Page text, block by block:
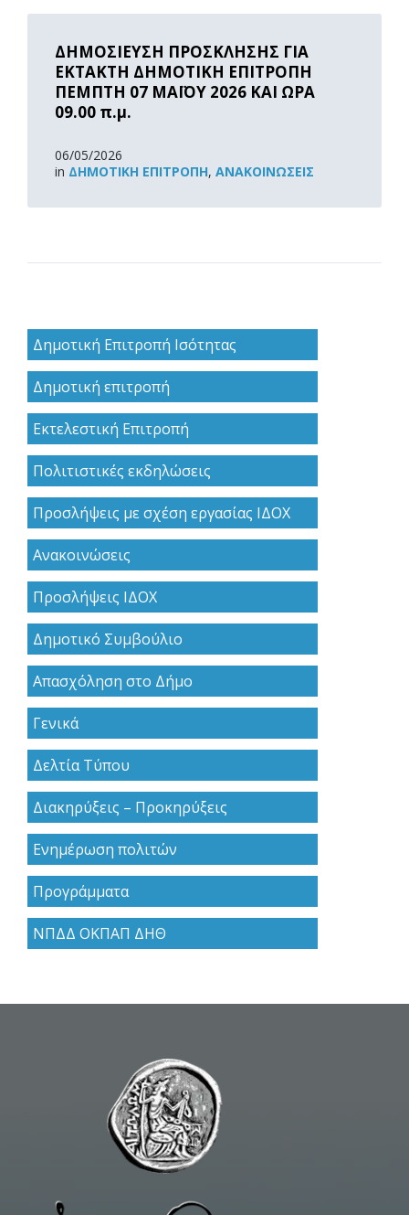
ΔΗΜΟΣΙΕΥΣΗ ΠΡΟΣΚΛΗΣΗΣ ΓΙΑ
ΕΚΤΑΚΤΗ ΔΗΜΟΤΙΚΗ ΕΠΙΤΡΟΠΗ
ΠΕΜΠΤΗ 07 ΜΑΪΟΥ 2026 ΚΑΙ ΩΡΑ
09.00 π.μ.
06/05/2026
in ΔΗΜΟΤΙΚΉ ΕΠΙΤΡΟΠΉ, ΑΝΑΚOΙΝΏΣΕΙΣ
Read
Δημοτική Επιτροπή Ισότητας
Δημοτική επιτροπή
Εκτελεστική Επιτροπή
Πολιτιστικές εκδηλώσεις
Προσλήψεις με σχέση εργασίας ΙΔΟΧ
Ανακoινώσεις
Προσλήψεις ΙΔΟΧ
Δημοτικό Συμβούλιο
Απασχόληση στο Δήμο
Γενικά
Δελτία Τύπου
Διακηρύξεις – Προκηρύξεις
Ενημέρωση πολιτών
Προγράμματα
ΝΠΔΔ ΟΚΠΑΠ ΔΗΘ